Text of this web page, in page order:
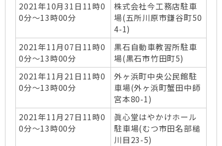
2021年10月31日11時0
0分～13時00分
株式会社今工務店駐車
場(五所川原市鎌谷町50
4-1)
2021年11月07日11時0
0分～13時00分
黒石自動車教習所駐車
場(黒石市竹田町5)
2021年11月21日11時0
0分～13時00分
外ヶ浜町中央公民館駐
車場(外ヶ浜町蟹田中師
宮本80-1)
2021年11月27日11時0
0分～13時00分
眞心堂はやかけホール
駐車場(むつ市田名部槌
川目23-5)